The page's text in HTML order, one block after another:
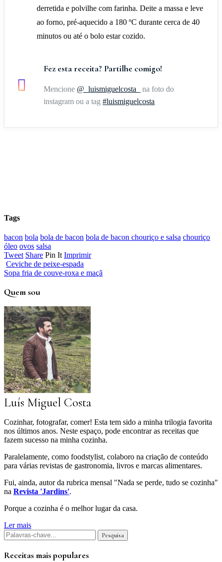
derretida e polvilhe com farinha. Deite a massa e leve
ao forno, pré-aquecido a 180 ºC durante cerca de 40
minutos ou até o bolo estar cozido.
Fez esta receita? Partilhe comigo!
Mencione @_luismiguelcosta_
na foto do
instagram ou a tag#luismiguelcosta
Tags
bacon bola bola de bacon bola de bacon chouriço e salsa chouriço
óleo ovos salsa
Tweet Share Pin It Imprimir
Ceviche de peixe-espada
Sopa fria de couve-roxa e maçã
Quem sou
Luís Miguel Costa
Cozinhar, fotografar, comer! Esta tem sido a minha trilogia favorita
nos últimos anos. Neste espaço, pode encontrar as receitas que
fazem sucesso na minha cozinha.
Paralelamente, como foodstylist, colaboro na criação de conteúdo
para várias revistas de gastronomia, livros e marcas alimentares.
Fui, ainda, autor da rubrica mensal "Nada se perde, tudo se cozinha"
na Revista 'Jardins'.
Porque a cozinha é o melhor lugar da casa.
Ler mais
Receitas mais populares